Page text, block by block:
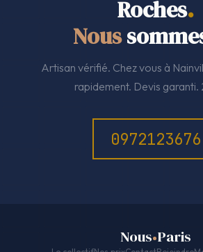
Roches.
Nous
Artisan vérifié. Chez vous à
rapidement. Devis garanti.
0972123676
Nous Paris